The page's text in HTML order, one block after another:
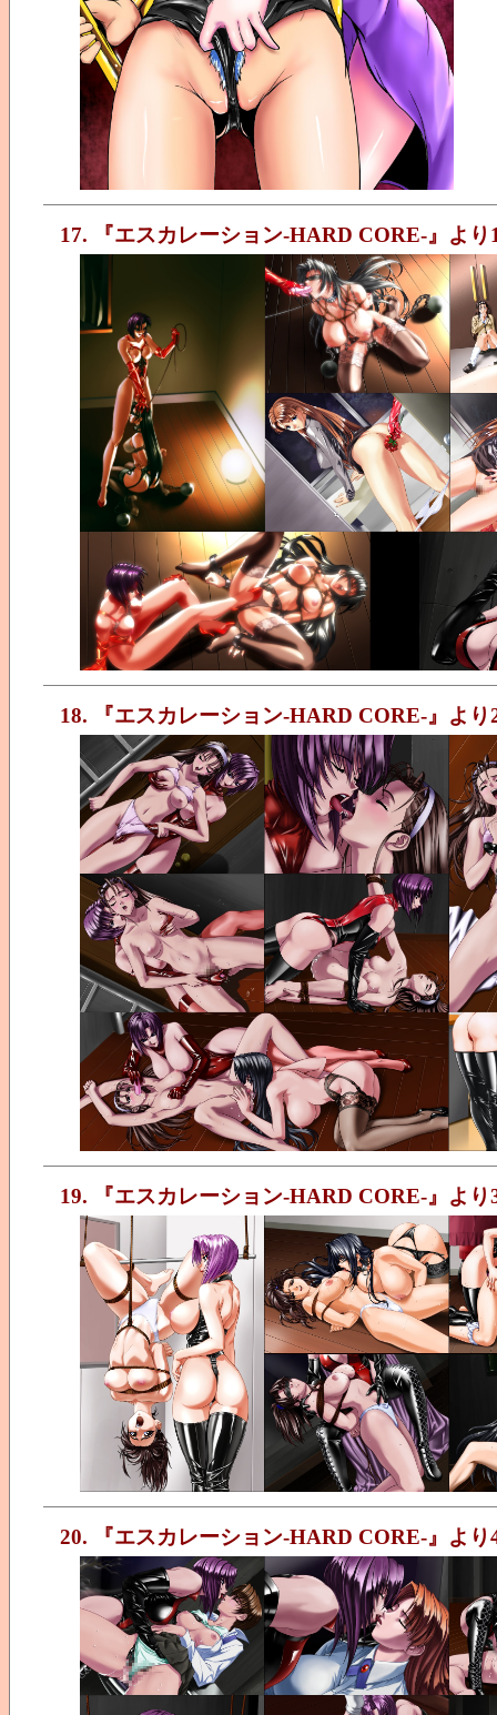
17. 『エスカレーション-HARD CORE-』より
18. 『エスカレーション-HARD CORE-』より
19. 『エスカレーション-HARD CORE-』より
20. 『エスカレーション-HARD CORE-』より